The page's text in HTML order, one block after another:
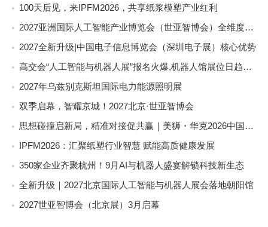
100天后见，来IPFM2026，共享纸浆模塑产业红利
2027亚洲国际人工智能产业博览会（世亚智博会）全维度介绍
2027全新升级|中国电子信息博览会（深圳电子展）核心优势
高交会“人工智能与机器人展”报名火爆,机器人馆展位日趋稀缺
2027年乌兹别克斯坦国际电力能源照明展
双季启幕，智耀京城！2027北京·世亚智博会
思想碰撞启新局，精准对接促共赢｜美狮・华克2026中国餐饮包装创新发展大会圆满收官
IPFM2026：汇聚纸塑行业智慧 赋能高质健康发展
350家企业齐聚杭州！9月AI与机器人盛宴解锁科技新生态
全新升级｜2027北京国际人工智能与机器人展会落地朝阳馆
2027世亚智博会（北京展）3月启幕